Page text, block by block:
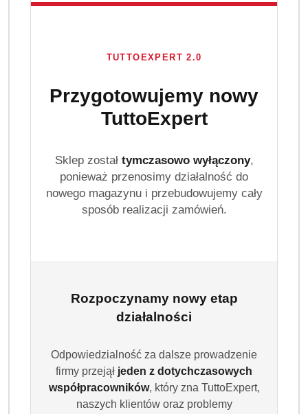
TUTTOEXPERT 2.0
Przygotowujemy nowy
TuttoExpert
Sklep został tymczasowo wyłączony,
ponieważ przenosimy działalność do
nowego magazynu i przebudowujemy cały
sposób realizacji zamówień.
Rozpoczynamy nowy etap
działalności
Odpowiedzialność za dalsze prowadzenie
firmy przejął jeden z dotychczasowych
współpracowników, który zna TuttoExpert,
naszych klientów oraz problemy